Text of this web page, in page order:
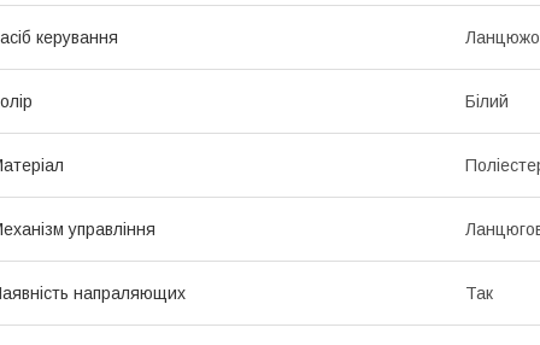
керування
Білий
управління
напраляющих Так